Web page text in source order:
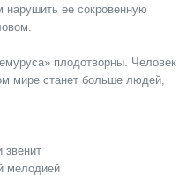
нарушить ее сокровенную
плодотворны. Человек
мире станет больше людей,
звенит
мелодией